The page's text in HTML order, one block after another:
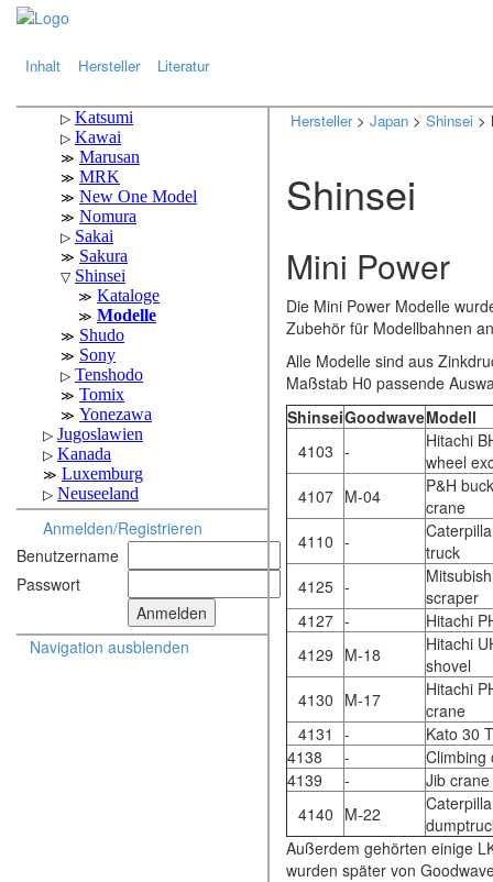
Inhalt Hersteller Literatur
Anmelden/Registrieren
Benutzername
Passwort
Navigation ausblenden
Hersteller> Japan > Shinsei >
Shinsei
Mini Power
Die Mini Power Modelle
Zubehör für Modellbahnen
Alle Modelle sind aus
Maßstab H0 passende
ShinseiGoodwaveModell
4103 -
Hitachi
wheel
4107 M-04
P&H
crane
4110 -
truck
4125 -
scraper
4127 -
Hitachi
4129 M-18
Hitachi
shovel
4130 M-17
Hitachi
crane
4131
-
Kato 30
4138
-
Climbing
4139
-
Jib crane
4140 M-22
Außerdem gehörten einige
wurden später von